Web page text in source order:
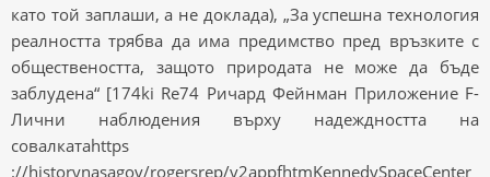
като той заплаши, а не доклада), „За успешна технология
реалността трябва да има предимство пред връзките с
обществеността, защото природата не може да бъде
заблудена“ [174ki Re74 Ричард Фейнман Приложение F-
Лични наблюдения върху надеждността на
совалкатаhttps
://historynasagov/rogersrep/v2appfhtmKennedySpaceCenter